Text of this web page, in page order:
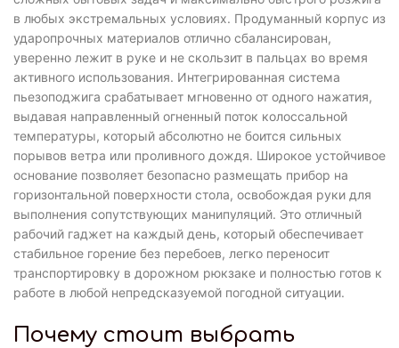
в любых экстремальных условиях. Продуманный корпус из
ударопрочных материалов отлично сбалансирован,
уверенно лежит в руке и не скользит в пальцах во время
активного использования. Интегрированная система
пьезоподжига срабатывает мгновенно от одного нажатия,
выдавая направленный огненный поток колоссальной
температуры, который абсолютно не боится сильных
порывов ветра или проливного дождя. Широкое устойчивое
основание позволяет безопасно размещать прибор на
горизонтальной поверхности стола, освобождая руки для
выполнения сопутствующих манипуляций. Это отличный
рабочий гаджет на каждый день, который обеспечивает
стабильное горение без перебоев, легко переносит
транспортировку в дорожном рюкзаке и полностью готов к
работе в любой непредсказуемой погодной ситуации.
Почему стоит выбрать